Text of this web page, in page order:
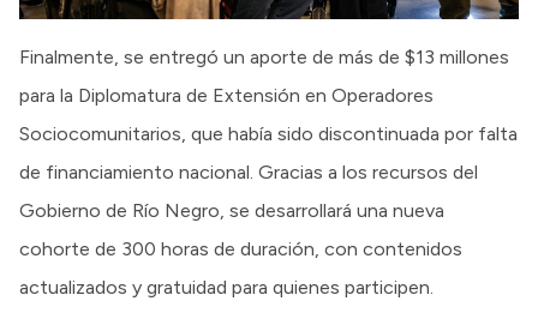
Finalmente, se entregó un aporte de más de $13 millones
para la Diplomatura de Extensión en Operadores
Sociocomunitarios, que había sido discontinuada por falta
de financiamiento nacional. Gracias a los recursos del
Gobierno de Río Negro, se desarrollará una nueva
cohorte de 300 horas de duración, con contenidos
actualizados y gratuidad para quienes participen.